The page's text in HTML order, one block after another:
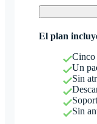
El plan
Cinco
Un
Sin
Sin